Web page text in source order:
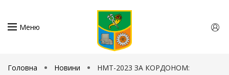
Меню
Головна Новини
НМТ-2023 ЗА КОРДОНОМ: